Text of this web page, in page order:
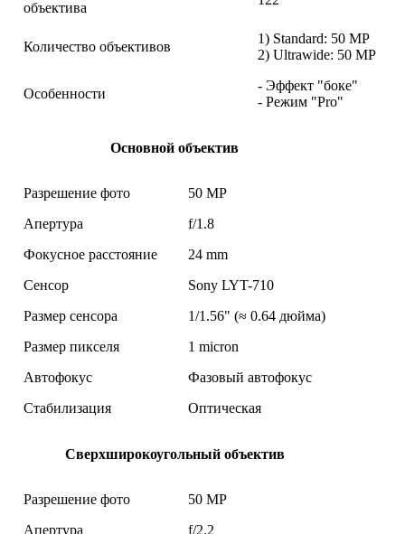
объектива
Количество объективов
1) Standard: 50 MP
2) Ultrawide: 50 MP
Особенности
- Эффект "боке"
- Режим "Pro"
Основной объектив
Разрешение фото
50 MP
Апертура
f/1.8
Фокусное расстояние
24 mm
Сенсор
Sony LYT-710
Размер сенсора
1/1.56" (≈ 0.64 дюйма)
Размер пикселя
1 micron
Автофокус
Фазовый автофокус
Стабилизация
Оптическая
Сверхширокоугольный объектив
Разрешение фото
50 MP
Апертура
f/2.2